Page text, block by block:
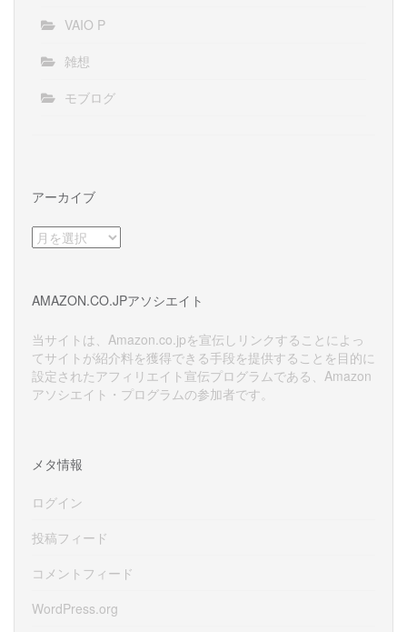
VAIO P
雑想
モブログ
アーカイブ
ア
ー
ブ
AMAZON.CO.JPアソシエイト
当サイトは、Amazon.co.jpを宣伝しリンクすることによっ
てサイトが紹介料を獲得できる手段を提供することを目的に
設定されたアフィリエイト宣伝プログラムである、Amazon
アソシエイト・プログラムの参加者です。
メタ情報
ログイン
投稿フィード
コメントフィード
WordPress.org